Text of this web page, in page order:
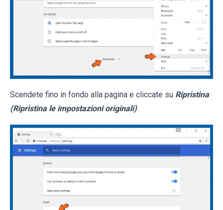
Scendete fino in fondo alla pagina e cliccate su Ripristina
(Ripristina le impostazioni originali) .